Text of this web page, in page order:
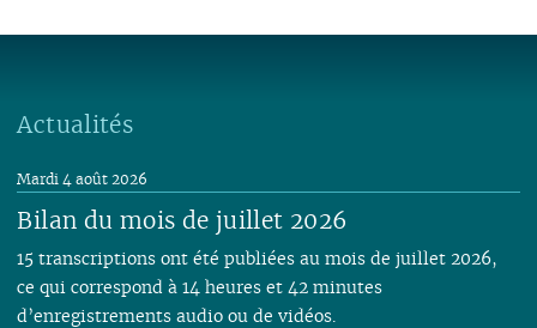
Actualités
Bilan du mois de juillet 2026
Mardi 4 août 2026
15 transcriptions ont été publiées au mois de juillet 2026,
ce qui correspond à 14 heures et 42 minutes
d’enregistrements audio ou de vidéos.